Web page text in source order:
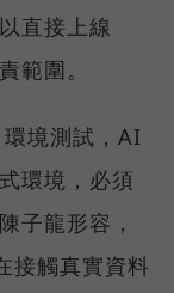
直接上線
範圍。
境測試，AI
環境，必須
子龍形容，
接觸真實資料